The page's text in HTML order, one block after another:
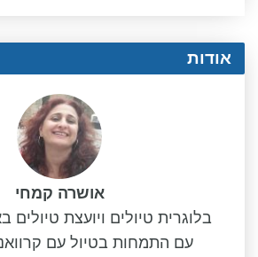
אודות
אושרה קמחי
בלוגרית טיולים ויועצת
עם התמחות בטיול עם